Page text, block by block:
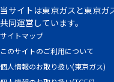
サイトマップ
このサイトのご利用について
個人情報のお取り扱い(東京ガス)
当サイトは東京ガスと東京
共同運営しています。